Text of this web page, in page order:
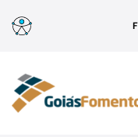
para
conteúdo